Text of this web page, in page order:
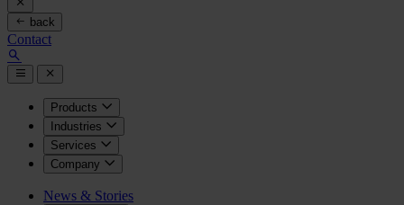
back
Contact
Products
Industries
Services
Company
News & Stories